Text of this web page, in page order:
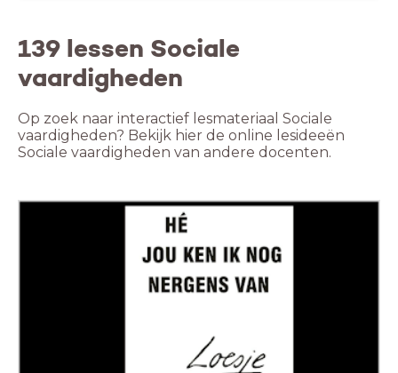
139 lessen Sociale
vaardigheden
Op zoek naar interactief lesmateriaal Sociale
vaardigheden? Bekijk hier de online lesideeën
Sociale vaardigheden van andere docenten.